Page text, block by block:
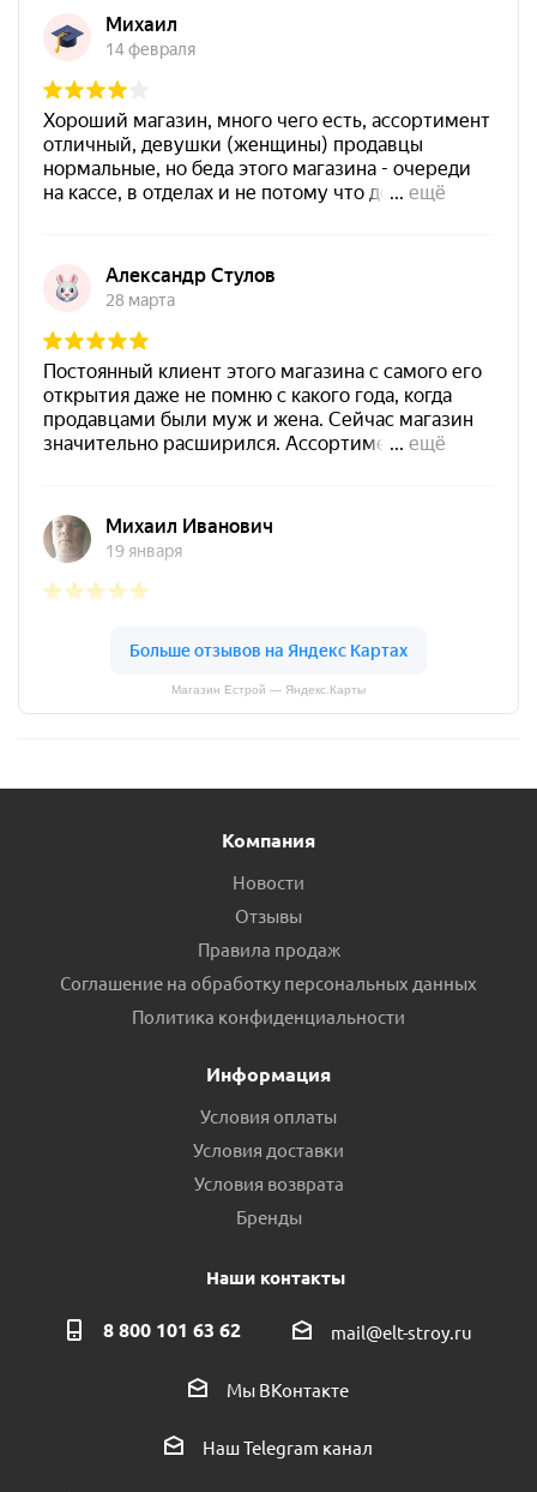
Магазин Естрой — Яндекс.Карты
Компания
Новости
Отзывы
Правила продаж
Соглашение на обработку персональных данных
Политика конфиденциальности
Информация
Условия оплаты
Условия доставки
Условия возврата
Бренды
Наши контакты
8 800 101 63 62 mail@elt-stroy.ru
Мы ВКонтакте
Наш Telegram канал